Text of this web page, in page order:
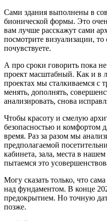
Сами здания выполнены в
бионической формы. Это
вам лучше расскажут сами
посмотрите визуализации,
почувствуете.
А про сроки говорить пока
проект масштабный. Как и
проектах мы сталкиваемся с
менять, дополнять,
анализировать, снова
Чтобы красоту и смелую
безопасностью и комфортом
время. Раз за разом мы
предполагаемой
кабинета, зала, места в
пытаемся это
Могу сказать только, что
над фундаментом. В конце
предокрытием. Но точную
позже.